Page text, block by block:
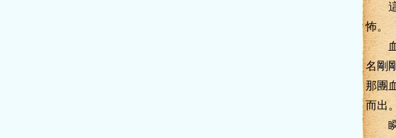
這下
怖。
血光
名剛
那團
而出。
瞬息